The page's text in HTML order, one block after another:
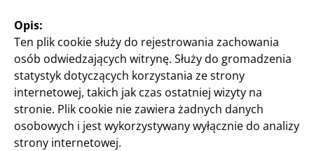
Kontakt
Strefa Klienta
Informacja dla klienta
Wyszukiwarka sklepów
Opis:
Ten plik cookie służy do rejestrowania zachowania
osób odwiedzających witrynę. Służy do gromadzenia
statystyk dotyczących korzystania ze strony
internetowej, takich jak czas ostatniej wizyty na
stronie. Plik cookie nie zawiera żadnych danych
osobowych i jest wykorzystywany wyłącznie do analizy
strony internetowej.